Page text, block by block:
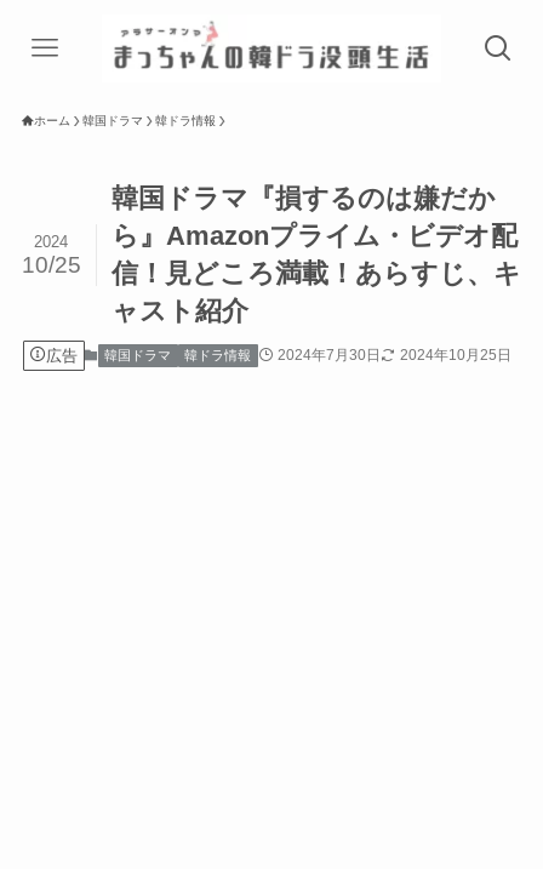
ホーム 韓国ドラマ 韓ドラ情報
韓国ドラマ『損するのは嫌だか
ら』Amazonプライム・ビデオ配
信！見どころ満載！あらすじ、キ
ャスト紹介
2024
10/25
広告 韓国ドラマ 韓ドラ情報 2024年7月30日 2024年10月25日